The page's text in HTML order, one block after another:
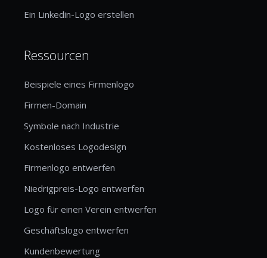
Ein Linkedin-Logo erstellen
Ressourcen
Beispiele eines Firmenlogo
Firmen-Domain
Symbole nach Industrie
Kostenloses Logodesign
Firmenlogo entwerfen
Niedrigpreis-Logo entwerfen
Logo für einen Verein entwerfen
Geschäftslogo entwerfen
Kundenbewertung